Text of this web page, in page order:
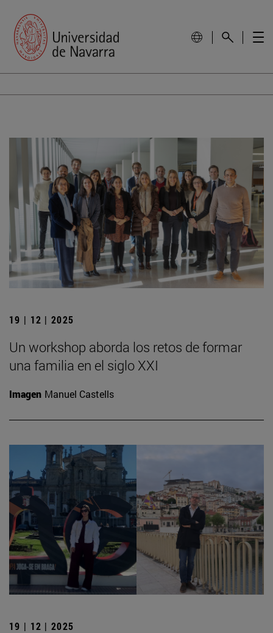
19 | 12 | 2025
Un workshop aborda los retos de formar
una familia en el siglo XXI
Imagen Manuel Castells
19 | 12 | 2025